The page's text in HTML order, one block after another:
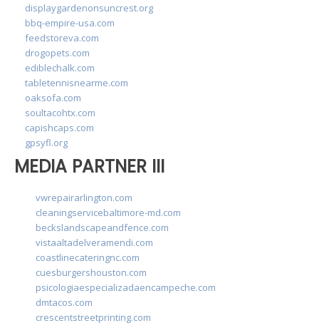
displaygardenonsuncrest.org
bbq-empire-usa.com
feedstoreva.com
drogopets.com
ediblechalk.com
tabletennisnearme.com
oaksofa.com
soultacohtx.com
capishcaps.com
gpsyfl.org
MEDIA PARTNER III
vwrepairarlington.com
cleaningservicebaltimore-md.com
beckslandscapeandfence.com
vistaaltadelveramendi.com
coastlinecateringnc.com
cuesburgershouston.com
psicologiaespecializadaencampeche.com
dmtacos.com
crescentstreetprinting.com